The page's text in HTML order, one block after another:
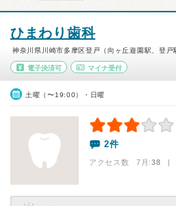
ひまわり歯科
神奈川県川崎市多摩区登戸（向ヶ丘遊園駅、登戸
電子決済可 マイナ受付
土曜（〜19:00）・日曜
2件
アクセス数 7月:38 |